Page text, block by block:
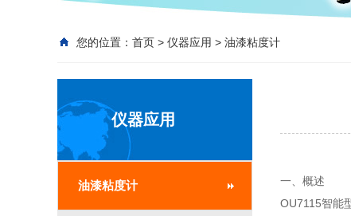
您的位置： 首页 > 仪器应用 > 油漆粘度计
仪器应用
油漆粘度计
一、概述
OU7115智能